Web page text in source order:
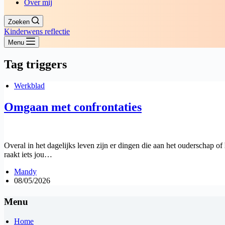
Over mij
Zoeken
Kinderwens reflectie
Menu
Tag triggers
Werkblad
Omgaan met confrontaties
Overal in het dagelijks leven zijn er dingen die aan het ouderschap
raakt iets jou…
Mandy
08/05/2026
Menu
Home